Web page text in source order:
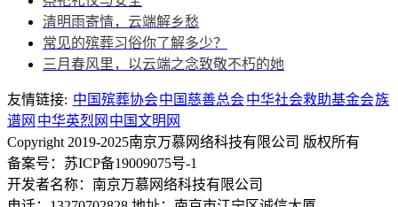
清明雨寄情，云端解乡愁
常见的殡葬习俗你了解多少？
三月春风里，以云端之念致敬不朽的她
友情链接: 中国殡葬协会中国慈善总会中华社会救助基金会族
谱网 中华英烈网 中国文明网
Copyright 2019-2025南京万慕网络科技有限公司 版权所有
备案号：苏ICP备19009075号-1
开发者名称：南京万慕网络科技有限公司